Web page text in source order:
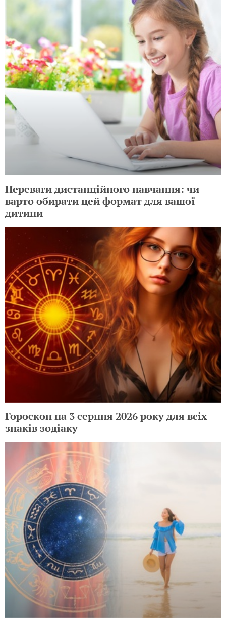
Переваги дистанційного навчання: чи
варто обирати цей формат для вашої
дитини
Гороскоп на 3 серпня 2026 року для всіх
знаків зодіаку